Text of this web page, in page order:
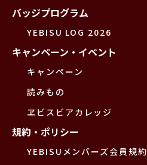
バッジプログラム
YEBISU LOG 2026
キャンペーン・イベント
キャンペーン
読みもの
ヱビスビアカレッジ
規約・ポリシー
YEBISUメンバーズ会員規約